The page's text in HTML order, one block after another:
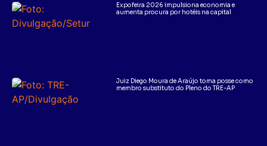
Expofeira 2026 impulsiona economia e
aumenta procura por hotéis na capital
Juiz Diego Moura de Araújo toma posse como
membro substituto do Pleno do TRE-AP